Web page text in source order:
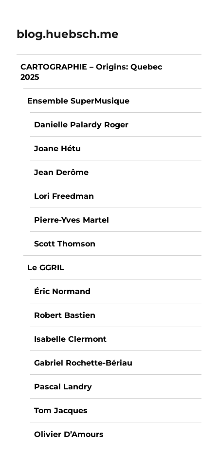
blog.huebsch.me
CARTOGRAPHIE – Origins: Quebec
2025
Ensemble SuperMusique
Danielle Palardy Roger
Joane Hétu
Jean Derôme
Lori Freedman
Pierre-Yves Martel
Scott Thomson
Le GGRIL
Éric Normand
Robert Bastien
Isabelle Clermont
Gabriel Rochette-Bériau
Pascal Landry
Tom Jacques
Olivier D’Amours